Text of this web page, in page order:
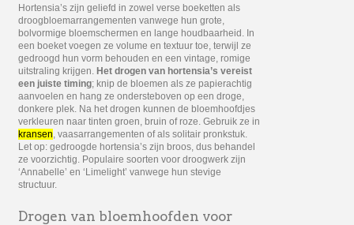
Hortensia’s zijn geliefd in zowel verse boeketten als
droogbloemarrangementen vanwege hun grote,
bolvormige bloemschermen en lange houdbaarheid. In
een boeket voegen ze volume en textuur toe, terwijl ze
gedroogd hun vorm behouden en een vintage, romige
uitstraling krijgen. Het drogen van hortensia’s vereist
een juiste timing; knip de bloemen als ze papierachtig
aanvoelen en hang ze ondersteboven op een droge,
donkere plek. Na het drogen kunnen de bloemhoofdjes
verkleuren naar tinten groen, bruin of roze. Gebruik ze in
kransen, vaasarrangementen of als solitair pronkstuk.
Let op: gedroogde hortensia’s zijn broos, dus behandel
ze voorzichtig. Populaire soorten voor droogwerk zijn
‘Annabelle’ en ‘Limelight’ vanwege hun stevige
structuur.
Drogen van bloemhoofden voor